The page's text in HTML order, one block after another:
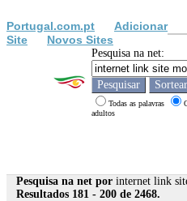
Portugal.com.pt
Adicionar
Site
Novos Sites
Pesquisa na net:
Todas as palavras
adultos
Pesquisa na net por internet link
Resultados 181 - 200 de 2468.